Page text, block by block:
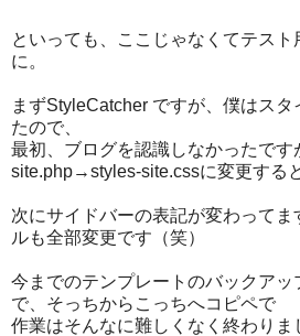
といっても、ここじゃなくてテスト
に。
まずStyleCatcher ですが、僕はス
たので、
最初、ブログを認識しなかったです
site.php→styles-site.cssに変更する
次にサイドバーの表記が変わって
ルも全部変更です（笑）
今までのテンプレートのバックア
で、そっちからこっちへコピペで
作業はそんなに難しくなく終わりま